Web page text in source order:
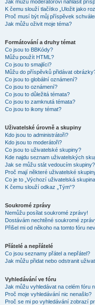
Jak můžu moderátorovi nahlásit
K čemu slouží tlačítko „Uložit jako
Proč musí být můj příspěvek
Jak můžu oživit moje téma?
Formátování a druhy témat
Co jsou to BBKódy?
Můžu použít HTML?
Co jsou to smajlíci?
Můžu do příspěvků přidávat
Co jsou to globální oznámení?
Co jsou to oznámení?
Co jsou to důležitá témata?
Co jsou to zamknutá témata?
Co jsou to ikony témat?
Uživatelské úrovně a skupiny
Kdo jsou to administrátoři?
Kdo jsou to moderátoři?
Co jsou to uživatelské skupiny?
Kde najdu seznam uživatelských
Jak se můžu stát vedoucím skupiny?
Proč mají některé uživatelské
Co je to „Výchozí uživatelská
K čemu slouží odkaz „Tým“?
Soukromé zprávy
Nemůžu posílat soukromé zprávy!
Dostávám nechtěné soukromé
Přišel mi od někoho na tomto fóru
Přátelé a nepřátelé
Co jsou seznamy přátel a nepřátel?
Jak můžu přidat nebo odstranit
Vyhledávání ve fóru
Jak můžu vyhledávat na celém fóru
Proč moje vyhledávání nic nenašlo?
Proč se mi po vyhledávání zobrazí